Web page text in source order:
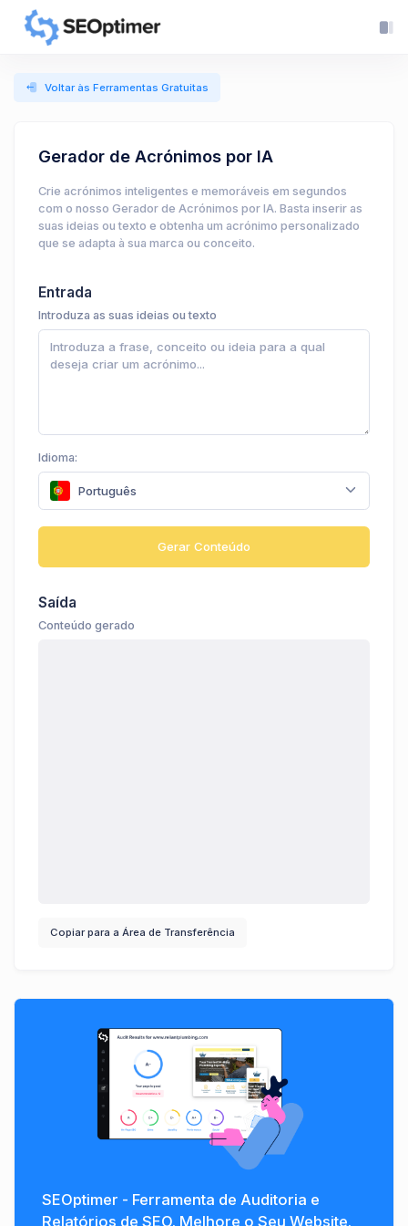
Voltar às Ferramentas Gratuitas
Gerador de Acrónimos por IA
Crie acrónimos inteligentes e memoráveis em segundos
com o nosso Gerador de Acrónimos por IA. Basta inserir as
suas ideias ou texto e obtenha um acrónimo personalizado
que se adapta à sua marca ou conceito.
Entrada
Introduza as suas ideias ou texto
Idioma:
Português
Gerar Conteúdo
Saída
Conteúdo gerado
Copiar para a Área de Transferência
SEOptimer - Ferramenta de Auditoria e
Relatórios de SEO. Melhore o Seu Website.